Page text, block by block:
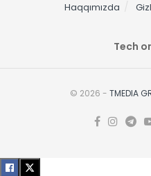
Haqqımızda
Tech
© 2026 - TMEDIA